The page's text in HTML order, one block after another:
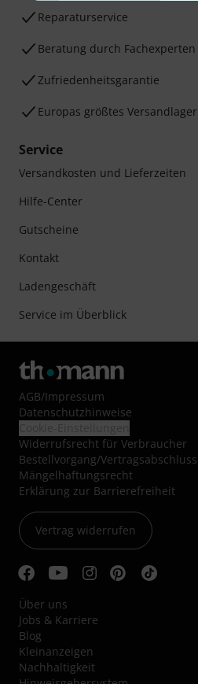
Reparaturservice
Beratung durch Fachexperten
Zufriedenheitsgarantie
Europas größtes Versandlager
Service
Versandkosten und Lieferzeiten
Hilfe-Center
Gutscheine
Kontakt
Ladengeschäft
Service im Überblick
AGB/Impressum
Datenschutzhinweise
Widerrufsrecht für Verbraucher
Bestellvorgang/Vertragsabschluss
Mängelhaftungsrecht
Erklärung zur Barrierefreiheit
Vertrag widerrufen
Über uns
Jobs & Karriere
Blog
Kleinanzeigen
Nachhaltigkeit